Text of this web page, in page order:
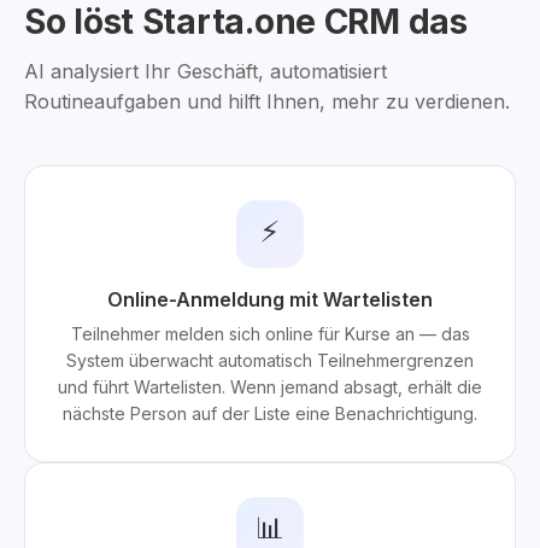
So löst Starta.one CRM das
AI analysiert Ihr Geschäft, automatisiert
Routineaufgaben und hilft Ihnen, mehr zu verdienen.
⚡
Online-Anmeldung mit Wartelisten
Teilnehmer melden sich online für Kurse an — das
System überwacht automatisch Teilnehmergrenzen
und führt Wartelisten. Wenn jemand absagt, erhält die
nächste Person auf der Liste eine Benachrichtigung.
📊